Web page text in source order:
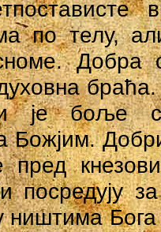
по телу,
Добра
је боље
Божјим.
пред
посредују
Бога